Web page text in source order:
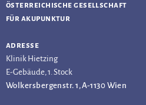
österreichische gesellschaft
für akupunktur
adresse
Klinik Hietzing
E-Gebäude, 1. Stock
Wolkersbergenstr. 1, A-1130 Wien